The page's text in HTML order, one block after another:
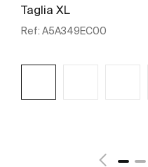
Taglia XL
Ref: A5A349EC00